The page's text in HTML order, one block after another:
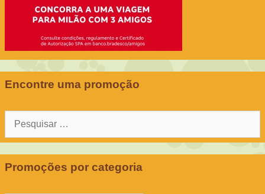
Encontre uma promoção
Pesquisar
Promoções por categoria